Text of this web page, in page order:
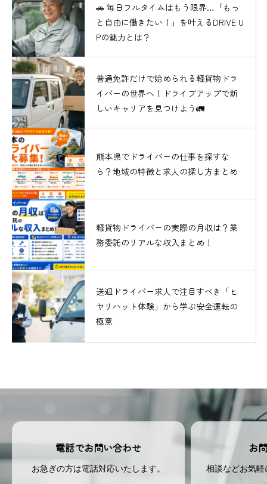
🚗 毎日フルタイムはもう限界…「もっ
と自由に働きたい！」を叶えるDRIVE U
Pの魅力とは？
普通免許だけで始められる軽貨物ドラ
イバーの世界へ！ドライブアップで新
しいキャリアを見つけよう🚛
熊本県でドライバーの仕事を探すな
ら？地域の特徴と求人の探し方まとめ
軽貨物ドライバーの実際の月収は？業
務委託のリアルな収入まとめ！
送迎ドライバー求人で注目すべき「ヒ
ヤリハット体験」から学ぶ安全運転の
極意
電話でお問い合わせ
お急ぎの方は電話対応いたします。
お
相談などお気